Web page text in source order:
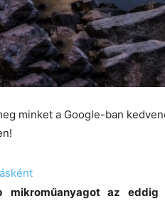
minket a Google-ban
mikroműanyagot az